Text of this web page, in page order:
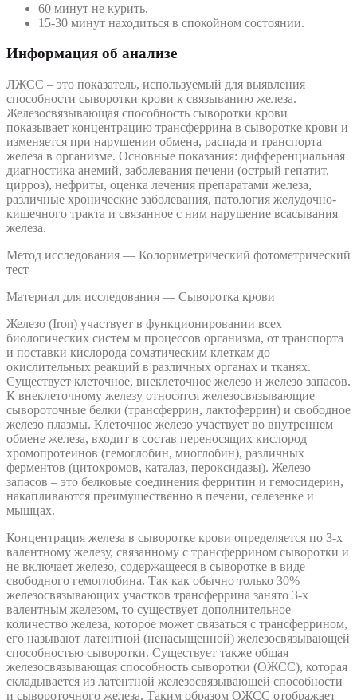
60 минут не курить,
15-30 минут находиться в спокойном состоянии.
Информация об анализе
ЛЖСС – это показатель, используемый для выявления
способности сыворотки крови к связыванию железа.
Железосвязывающая способность сыворотки крови
показывает концентрацию трансферрина в сыворотке крови и
изменяется при нарушении обмена, распада и транспорта
железа в организме. Основные показания: дифференциальная
диагностика анемий, заболевания печени (острый гепатит,
цирроз), нефриты, оценка лечения препаратами железа,
различные хронические заболевания, патология желудочно-
кишечного тракта и связанное с ним нарушение всасывания
железа.
Метод исследования — Колориметрический фотометрический
тест
Материал для исследования — Сыворотка крови
Железо (Iron) участвует в функционировании всех
биологических систем м процессов организма, от транспорта
и поставки кислорода соматическим клеткам до
окислительных реакций в различных органах и тканях.
Существует клеточное, внеклеточное железо и железо запасов.
К внеклеточному железу относятся железосвязывающие
сывороточные белки (трансферрин, лактоферрин) и свободное
железо плазмы. Клеточное железо участвует во внутреннем
обмене железа, входит в состав переносящих кислород
хромопротеинов (гемоглобин, миоглобин), различных
ферментов (цитохромов, каталаз, пероксидазы). Железо
запасов – это белковые соединения ферритин и гемосидерин,
накапливаются преимущественно в печени, селезенке и
мышцах.
Концентрация железа в сыворотке крови определяется по 3-х
валентному железу, связанному с трансферрином сыворотки и
не включает железо, содержащееся в сыворотке в виде
свободного гемоглобина. Так как обычно только 30%
железосвязывающих участков трансферрина занято 3-х
валентным железом, то существует дополнительное
количество железа, которое может связаться с трансферрином,
его называют латентной (ненасыщенной) железосвязывающей
способностью сыворотки. Существует также общая
железосвязывающая способность сыворотки (ОЖСС), которая
складывается из латентной железосвязывающей способности
и сывороточного железа. Таким образом ОЖСС отображает